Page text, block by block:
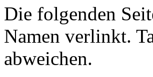
Die folgenden
Namen verlinkt.
abweichen.